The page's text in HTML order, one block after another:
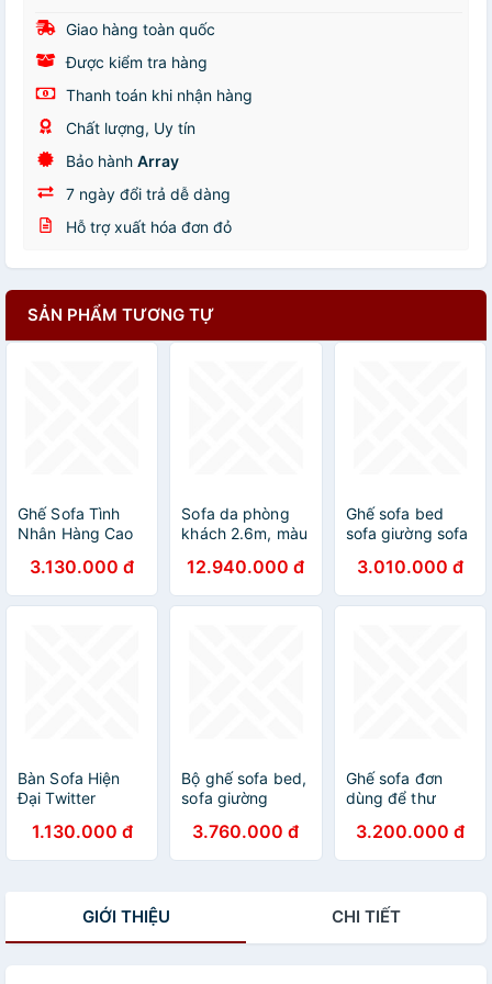
Giao hàng toàn quốc
Được kiểm tra hàng
Thanh toán khi nhận hàng
Chất lượng, Uy tín
Bảo hành Array
7 ngày đổi trả dễ dàng
Hỗ trợ xuất hóa đơn đỏ
SẢN PHẨM TƯƠNG TỰ
Ghế Sofa Tình
Nhân Hàng Cao
3.130.000 đ
Sofa da phòng
khách 2.6m, màu
My House
12.940.000 đ
Ghế sofa bed
sofa giường sofa
sivali01
3.010.000 đ
Bàn Sofa Hiện
Đại Twitter
1.130.000 đ
Bộ ghế sofa bed,
sofa giường
salon, sopha, sa
lông, sô pha
3.760.000 đ
Ghế sofa đơn
dùng để thư
đọc sách - kèm
gối ôm nhỏ
3.200.000 đ
GIỚI THIỆU CHI TIẾT